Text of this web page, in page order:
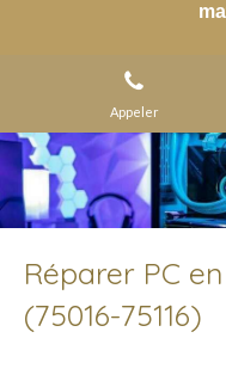
Appeler
Réparer PC
(75016-75116)